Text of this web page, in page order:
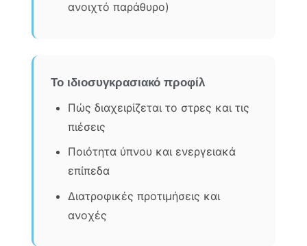
ανοιχτό παράθυρο)
Το ιδιοσυγκρασιακό προφίλ
Πώς διαχειρίζεται το στρες και τις
πιέσεις
Ποιότητα ύπνου και ενεργειακά
επίπεδα
Διατροφικές προτιμήσεις και
ανοχές